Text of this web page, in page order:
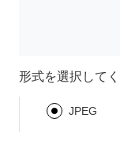
形式を選択して
JPEG